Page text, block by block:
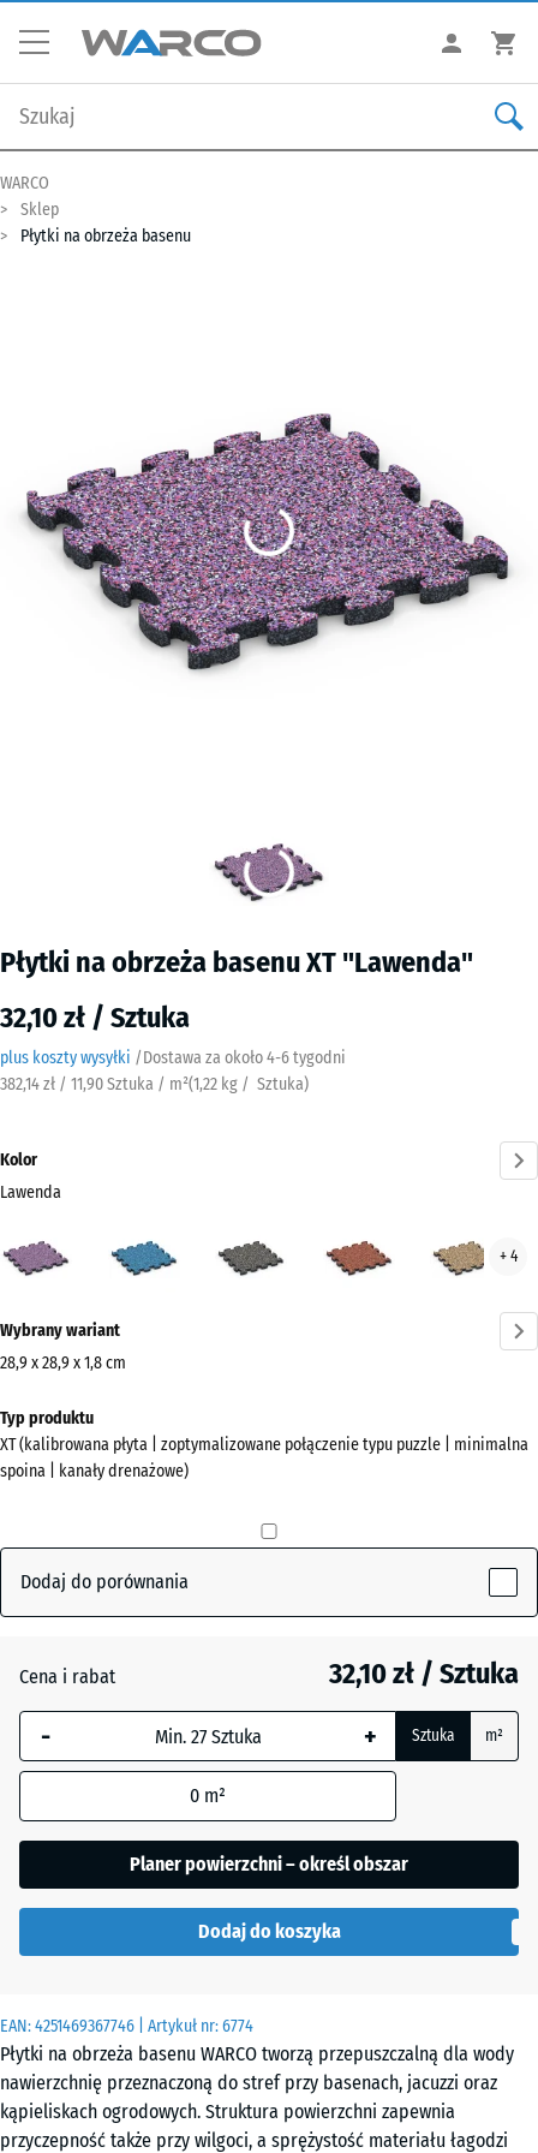
WARCO
Sklep
Płytki na obrzeża basenu
Płytki na obrzeża basenu XT "Lawenda"
32,10 zł / Sztuka
plus koszty wysyłki /Dostawa za około4-6 tygodni
382,14 zł / 11,90 Sztuka / m²(1,22 kg / Sztuka)
EAN:4251469367746 | Artykuł nr:6774
Płytki na obrzeża basenu WARCO tworzą przepuszczalną dla wody
nawierzchnię przeznaczoną do stref przy basenach, jacuzzi oraz
kąpieliskach ogrodowych. Struktura powierzchni zapewnia
przyczepność także przy wilgoci, a sprężystość materiału łagodzi
Kolor
Lawenda
(active)
granit
+ 4
informacji
o
Pokaż
paletę
Lawenda(active)
Etna
Szary
granit
Terakota
Wybrany wariant
28,9 x 28,9 x 1,8 cm
do
wysyłki
315
Wybrany,
niebiesko
obramowany
wymiar jest
obliczenia
zapotrzebowania
(chyba że w
danych produktu
28,9
x
28,9
x
1,8
Typ produktu
XT (kalibrowana płyta | zoptymalizowane połączenie typu puzzle | minimalna
spoina | kanały drenażowe)
Dodaj do porównania
Cena i rabat 32,10 zł / Sztuka
- + Sztuka m²
0 m²
Planer powierzchni – określ obszar
Dodaj do koszyka